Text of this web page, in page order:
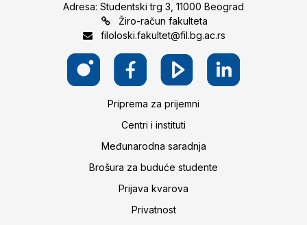
Adresa: Studentski trg 3, 11000 Beograd
Žiro-račun fakulteta
filoloski.fakultet@fil.bg.ac.rs
Priprema za prijemni
Centri i instituti
Međunarodna saradnja
Brošura za buduće studente
Prijava kvarova
Privatnost